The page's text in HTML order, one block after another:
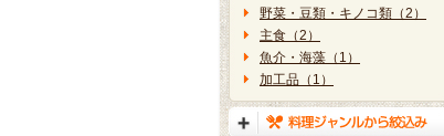
野菜・豆類・キノコ類（2）
主食（2）
魚介・海藻（1）
加工品（1）